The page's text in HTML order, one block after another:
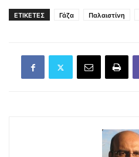
ΕΤΙΚΕΤΕΣ Γάζα Παλαιστίνη